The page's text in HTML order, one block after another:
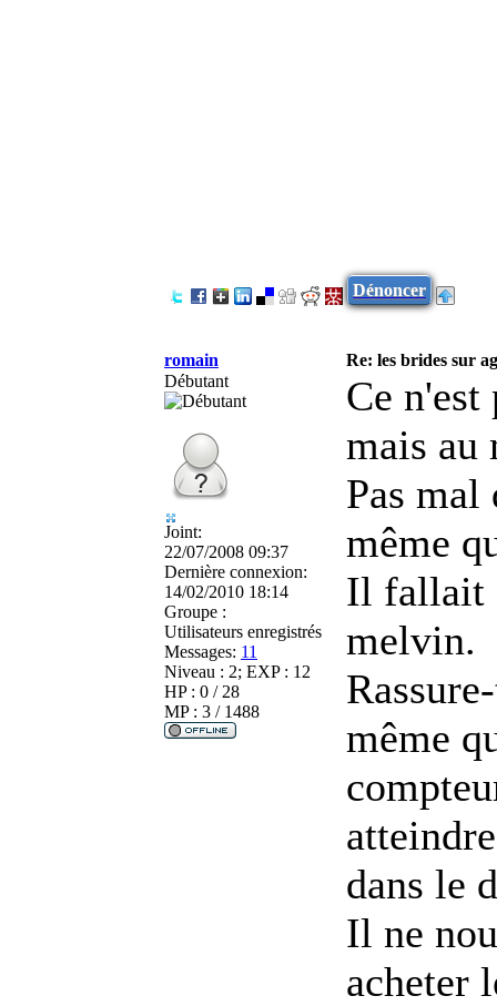
Dénoncer
romain
Re: les brides sur
Débutant
Joint:
22/07/2008 09:37
Dernière connexion:
14/02/2010 18:14
Groupe :
Utilisateurs enregistrés
Messages: 11
Niveau : 2; EXP : 12
HP : 0 / 28
MP : 3 / 1488
Ce
mais au
Pas mal
même
Il fallait
melvin.
même
dans le
Il ne
acheter